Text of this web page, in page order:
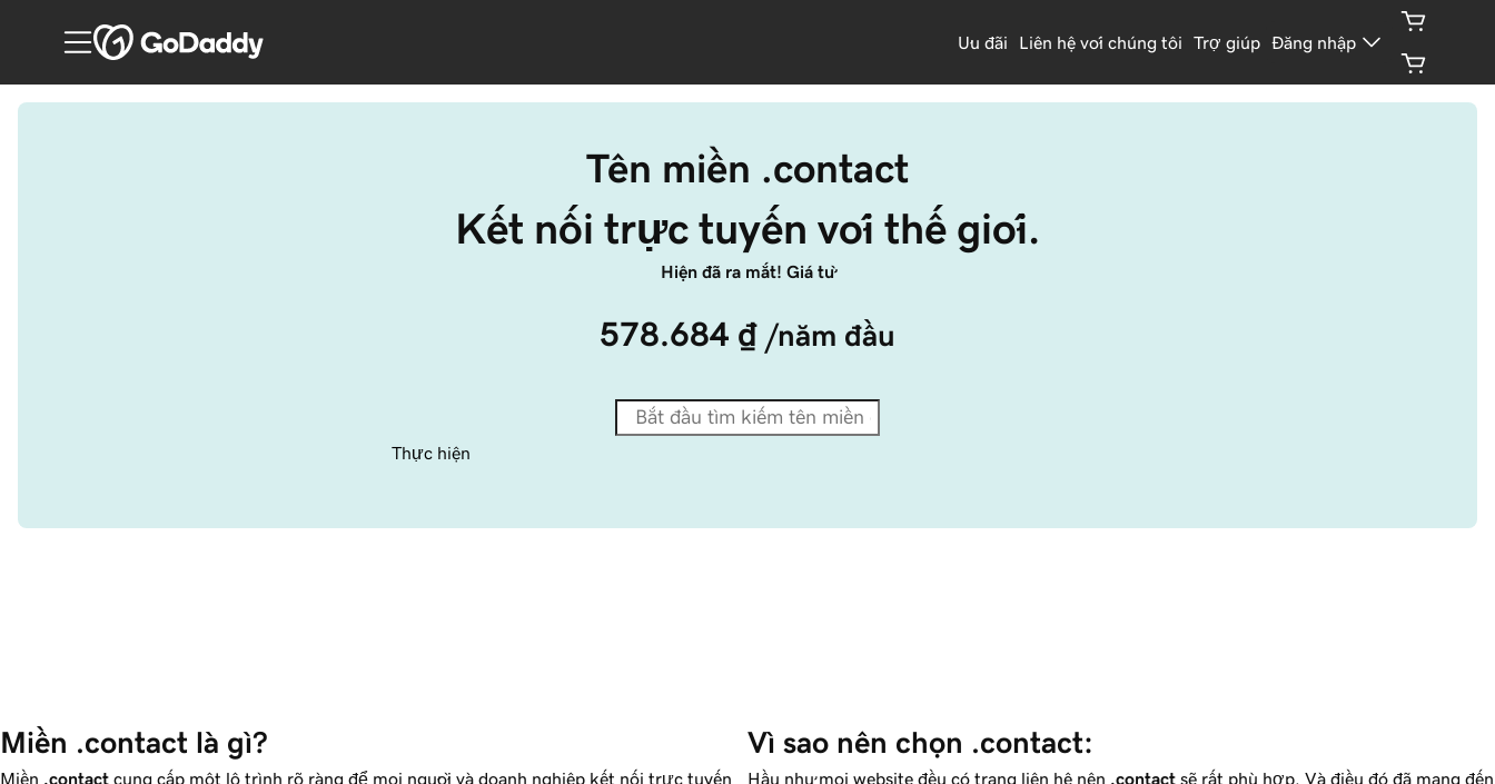
Ưu đãi Liên hệ với chúng tôi Trợ giúp Đăng nhập
Tên miền .contact
Kết nối trực tuyến với thế giới.
Hiện đã ra mắt! Giá từ
578.684 ₫ /năm đầu
Thực hiện
Miền .contact là gì?
Miền .contact cung cấp một lộ trình rõ ràng để mọi người và doanh nghiệp kết nối trực tuyến
Vì sao nên chọn .contact:
Hầu như mọi website đều có trang liên hệ nên .contact sẽ rất phù hợp. Và điều đó đã mang đến